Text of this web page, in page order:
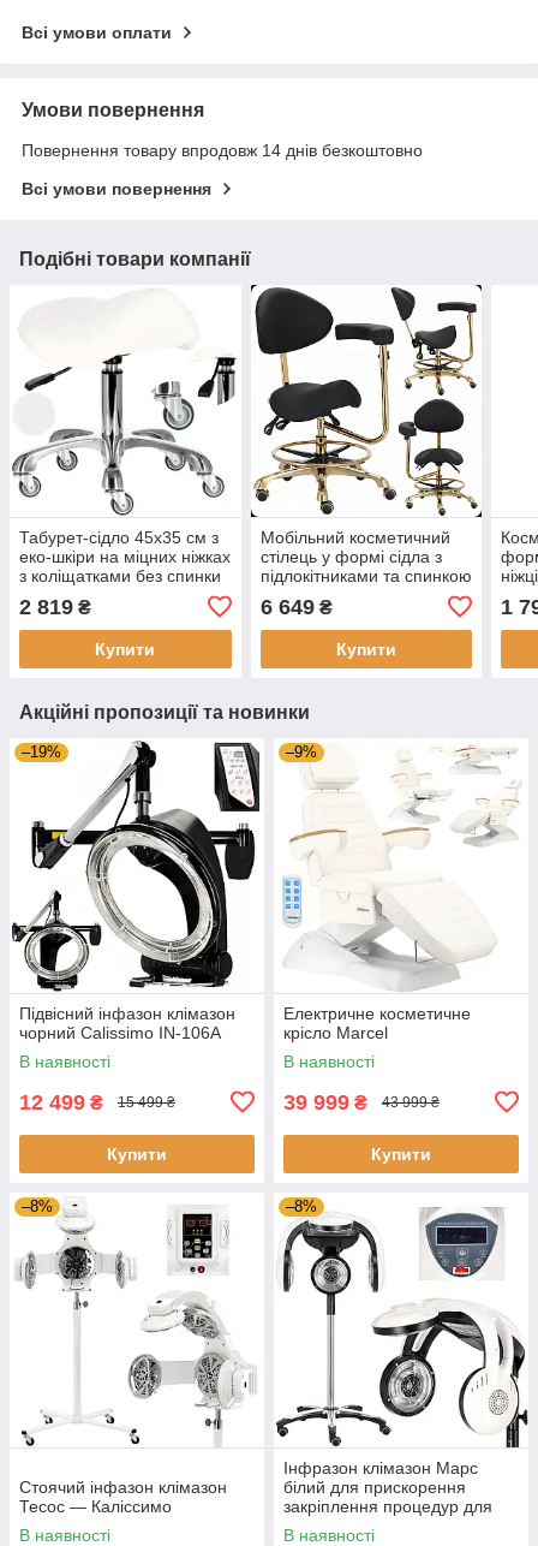
Всі умови оплати
Умови повернення
Повернення товару впродовж 14 днів безкоштовно
Всі умови повернення
Подібні товари компанії
Табурет-сідло 45х35 см з
еко-шкіри на міцних ніжках
з коліщатками без спинки
краси білого кольору
2 819 ₴
Купити
Мобільний косметичний
стілець у формі сідла з
підлокітниками та спинкою
процедур Чорний
6 649₴
Купити
1
Акційні пропозиції та новинки
–19%
Підвісний інфазон клімазон
чорний Calissimo IN-106A
В наявності
12 499 ₴ 15 499 ₴
Купити
–9%
Електричне косметичне
крісло Marcel
В наявності
39 999 ₴ 43 999 ₴
Купити
–8%
Стоячий інфазон клімазон
Тесос — Каліссимо
В наявності
–8%
Інфразон клімазон Марс
білий для прискорення
закріплення процедур для
догляду
В наявності